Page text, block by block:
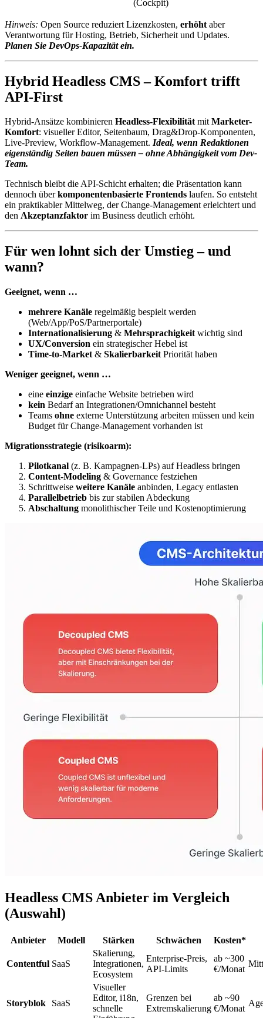
(Cockpit)
Hinweis: Open Source reduziert Lizenzkosten, erhöht aber
Verantwortung für Hosting, Betrieb, Sicherheit und Updates.
Planen Sie DevOps-Kapazität ein.
Hybrid Headless CMS – Komfort trifft
API-First
Hybrid-Ansätze kombinieren Headless-FlexibilitätmitMarketer-
Komfort: visueller Editor, Seitenbaum, Drag&Drop-Komponenten,
Live-Preview, Workflow-Management. Ideal, wenn Redaktionen
eigenständig Seiten bauen müssen – ohne Abhängigkeit vom Dev-
Team.
Technisch bleibt die API-Schicht erhalten; die Präsentation kann
dennoch überkomponentenbasierte Frontends laufen. So entsteht
ein praktikabler Mittelweg, der Change-Management erleichtert und
den Akzeptanzfaktor im Business deutlich erhöht.
Für wen lohnt sich der Umstieg – und
wann?
Geeignet, wenn …
mehrere Kanäle regelmäßig bespielt werden
(Web/App/PoS/Partnerportale)
Internationalisierung & Mehrsprachigkeit wichtig sind
UX/Conversion ein strategischer Hebel ist
Time-to-Market & Skalierbarkeit Priorität haben
Weniger geeignet, wenn …
eine einzige einfache Website betrieben wird
kein Bedarf an Integrationen/Omnichannel besteht
Teams ohne externe Unterstützung arbeiten müssen und kein
Budget für Change-Management vorhanden ist
Migrationsstrategie (risikoarm):
Pilotkanal (z. B. Kampagnen-LPs) auf Headless bringen
Content-Modeling & Governance festziehen
Schrittweise weitere Kanäle anbinden, Legacy entlasten
Parallelbetrieb bis zur stabilen Abdeckung
Abschaltung monolithischer Teile und Kostenoptimierung
Headless CMS Anbieter im Vergleich
(Auswahl)
Anbieter Modell Stärken Schwächen Kosten*
Contentful SaaS
Skalierung,
Integrationen,
Ecosystem
Enterprise-Preis,
API-Limits
ab ~300
€/Monat
Storyblok SaaS
Visueller
Editor, i18n,
schnelle
Grenzen bei
Extremskalierung
ab ~90
€/Monat